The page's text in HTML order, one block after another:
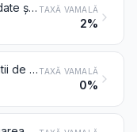
Case de bani, uși blindate și compartimente pentru camere blindate, cufere și casete de siguranță și articole similare, din metale comune TAXĂ VAMALĂ
2%
Bibliorafturi, fișiere, cutii de clasat, suporturi pentru hârtii, penare, portștampile și materiale și furnituri similare pentru birou, din metale comune, cu excepția mobilierului de birou de la poziția 9403 TAXĂ VAMALĂ
0%